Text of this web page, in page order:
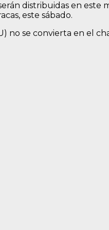
distribuidas en
este sábado.
no se convierta en el